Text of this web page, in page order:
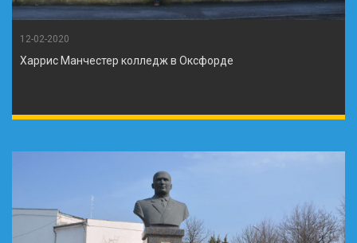
12-02-2020
Харрис Манчестер колледж в Оксфорде